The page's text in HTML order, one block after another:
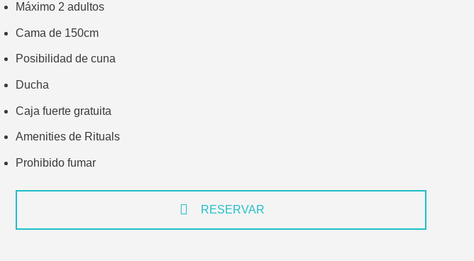
Máximo 2 adultos
Cama de 150cm
Posibilidad de cuna
Ducha
Caja fuerte gratuita
Amenities de Rituals
Prohibido fumar
RESERVAR